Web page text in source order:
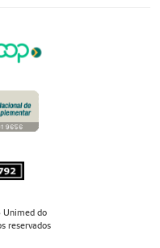
Unimed do
reservados